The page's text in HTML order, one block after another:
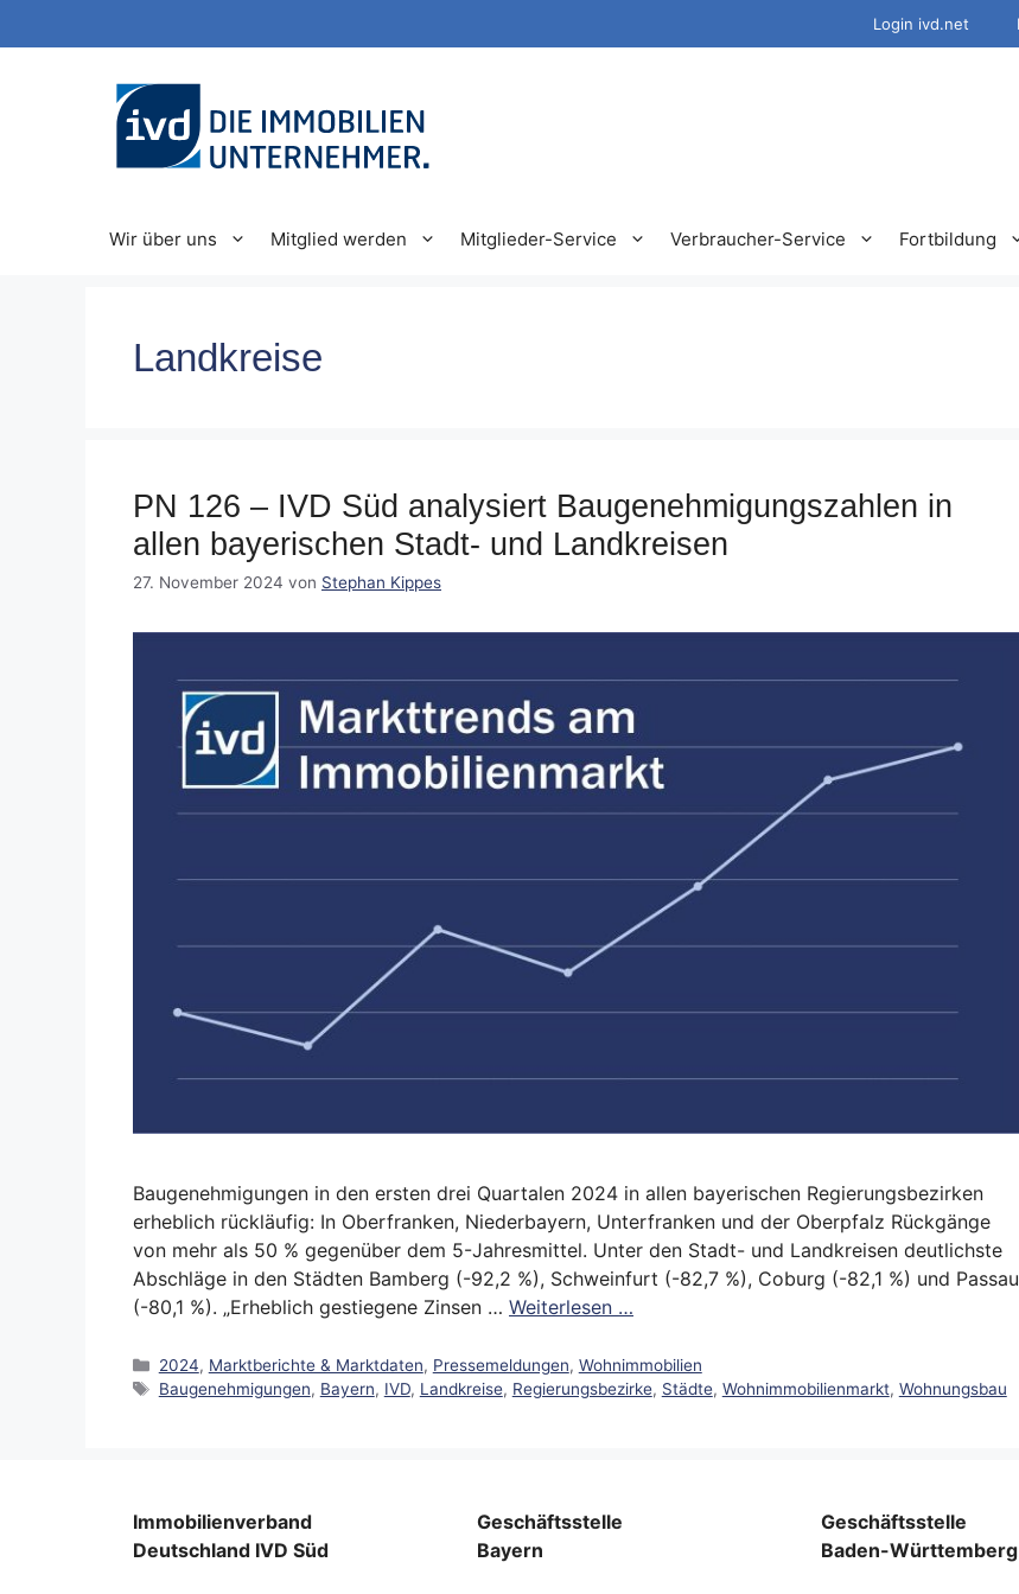
Inhalt
Login ivd.net
Wir über uns Mitglied werden Mitglieder-Service Verbraucher-Service Fortbildung
Landkreise
PN 126 – IVD Süd analysiert Baugenehmigungszahlen in
allen bayerischen Stadt- und Landkreisen
27. November 2024 von Stephan Kippes
Baugenehmigungen in den ersten drei Quartalen 2024 in allen bayerischen Regierungsbezirken
erheblich rückläufig: In Oberfranken, Niederbayern, Unterfranken und der Oberpfalz Rückgänge
von mehr als 50 % gegenüber dem 5-Jahresmittel. Unter den Stadt- und Landkreisen deutlichste
Abschläge in den Städten Bamberg (-92,2 %), Schweinfurt (-82,7 %), Coburg (-82,1 %) und Passau
(-80,1 %). „Erheblich gestiegene Zinsen … Weiterlesen …
Kategorien
2024, Marktberichte & Marktdaten, Pressemeldungen, Wohnimmobilien
Schlagwörter
Baugenehmigungen, Bayern, IVD, Landkreise, Regierungsbezirke, Städte, Wohnimmobilienmarkt, Wohnungsbau
Immobilienverband
Deutschland IVD Süd
Geschäftsstelle
Bayern
Geschäftsstelle
Baden-Württemberg